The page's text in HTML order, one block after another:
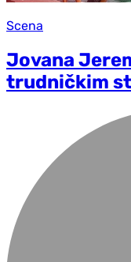
Scena
Jovana
trudničkim